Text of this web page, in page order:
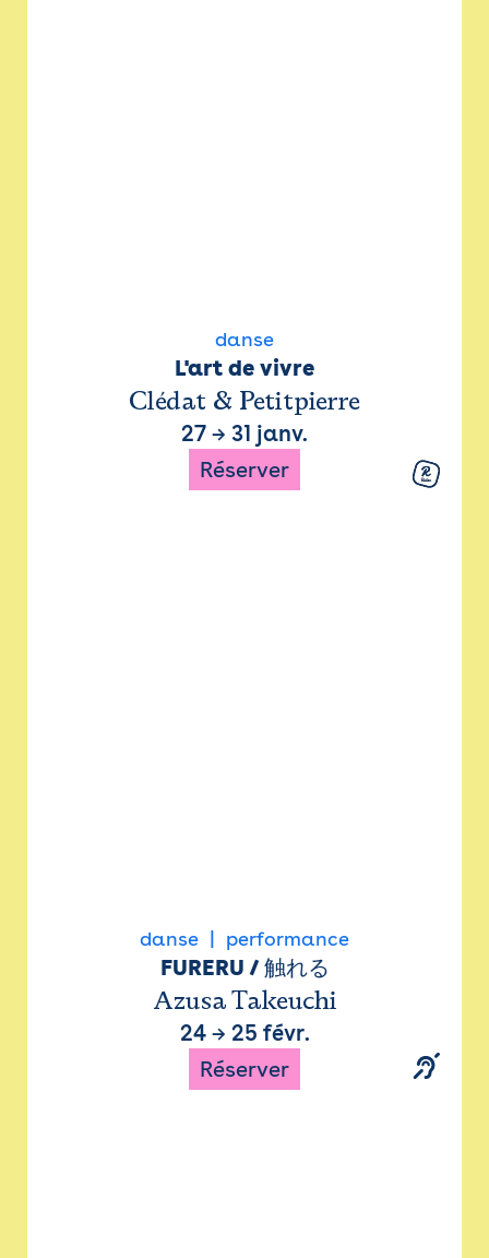
danse
L'art de vivre
Clédat & Petitpierre
27 → 31 janv.
Réserver
danse performance
FURERU / 触れる
Azusa Takeuchi
24→ 25 févr.
Réserver